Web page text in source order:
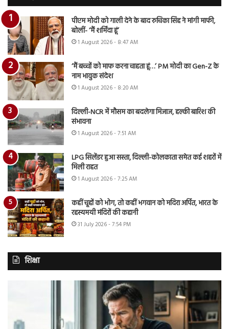
पीएम मोदी को गाली देने के बाद रुचिका सिंह ने मांगी माफी,
बोलीं- ‘मैं शर्मिंदा हूं’
1 August 2026 - 8:47 AM
‘मैं बच्चों को माफ करना चाहता हूं…’ PM मोदी का Gen-Z के
नाम भावुक संदेश
1 August 2026 - 8:20 AM
दिल्ली-NCR में मौसम का बदलेगा मिजाज, हल्की बारिश की
संभावना
1 August 2026 - 7:51 AM
LPG सिलेंडर हुआ सस्ता, दिल्ली-कोलकाता समेत कई शहरों में
मिली राहत
1 August 2026 - 7:25 AM
कहीं चूहों को भोग, तो कहीं भगवान को मदिरा अर्पित, भारत के
रहस्यमयी मंदिरों की कहानी
31 July 2026 - 7:54 PM
शिक्षा